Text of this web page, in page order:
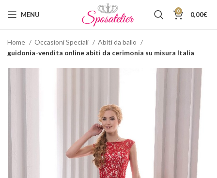
MENU 0 0,00€
Home Occasioni Speciali
Abiti da ballo
guidonia-vendita online abiti da cerimonia su misura Italia